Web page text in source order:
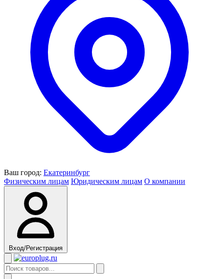
Ваш город: Екатеринбург
Физическим лицам Юридическим лицам О компании
Вход/Регистрация